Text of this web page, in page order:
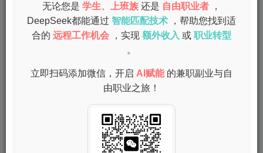
它？别担心！今天我们将为你详细介绍DeepSeek的功能和
无论您是 学生、上班族 还是 自由职业者
，
DeepSeek都能通过 智能匹配技术
，帮助您找到适
合的 远程工作机会 ，实现 额外收入 或 职业转型
。
立即扫码添加微信，开启 AI赋能 的兼职副业与自
由职业之旅！